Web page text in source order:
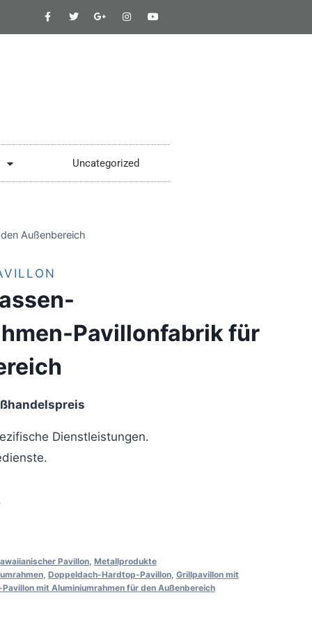
Uncategorized
Außenbereich
Pavillonfabrik für
Dienstleistungen.
Pavillon, Metallprodukte
, Doppeldach-Hardtop-Pavillon, Grillpavillon mit
mit Aluminiumrahmen für den Außenbereich